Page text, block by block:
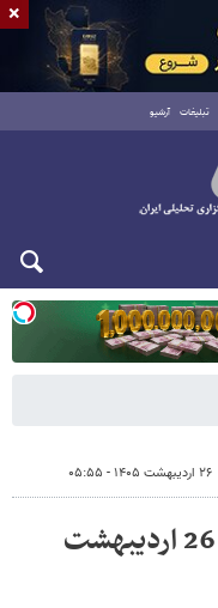
تبلیغات آرشیو
۲۶ اردیبهشت ۱۴۰۵ - ۰۵:۵۵
صفحه اول روزنامه های شنبه 26 اردیبهشت
×